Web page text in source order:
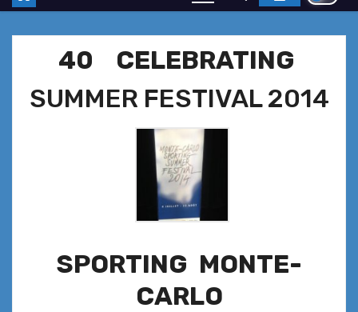
40 CELEBRATING
SUMMER FESTIVAL 2014
SPORTING MONTE-
CARLO